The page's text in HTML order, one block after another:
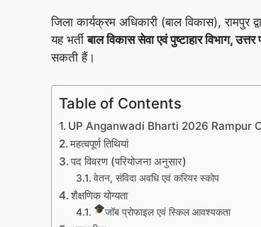
जिला कार्यक्रम अधिकारी (बाल विकास), रामपुर
यह भर्तीबाल विकास सेवा एवं पुष्टाहार विभाग,
सकती हैं।
Table of Contents
UP Anganwadi Bharti 2026 Rampur
महत्वपूर्ण तिथियां
पद विवरण (परियोजना अनुसार)
वेतन, संविदा अवधि एवं करियर स्कोप
शैक्षणिक योग्यता
जॉब प्रोफाइल एवं स्किल आवश्यकता